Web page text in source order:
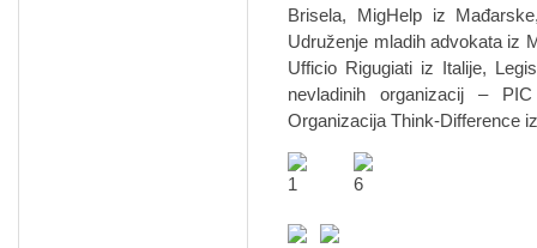
Brisela, MigHelp iz
Udruženje mladih advokata iz
Ufficio Rigugiati iz Italije,
nevladinih organizacij –
Organizacija Think-Difference